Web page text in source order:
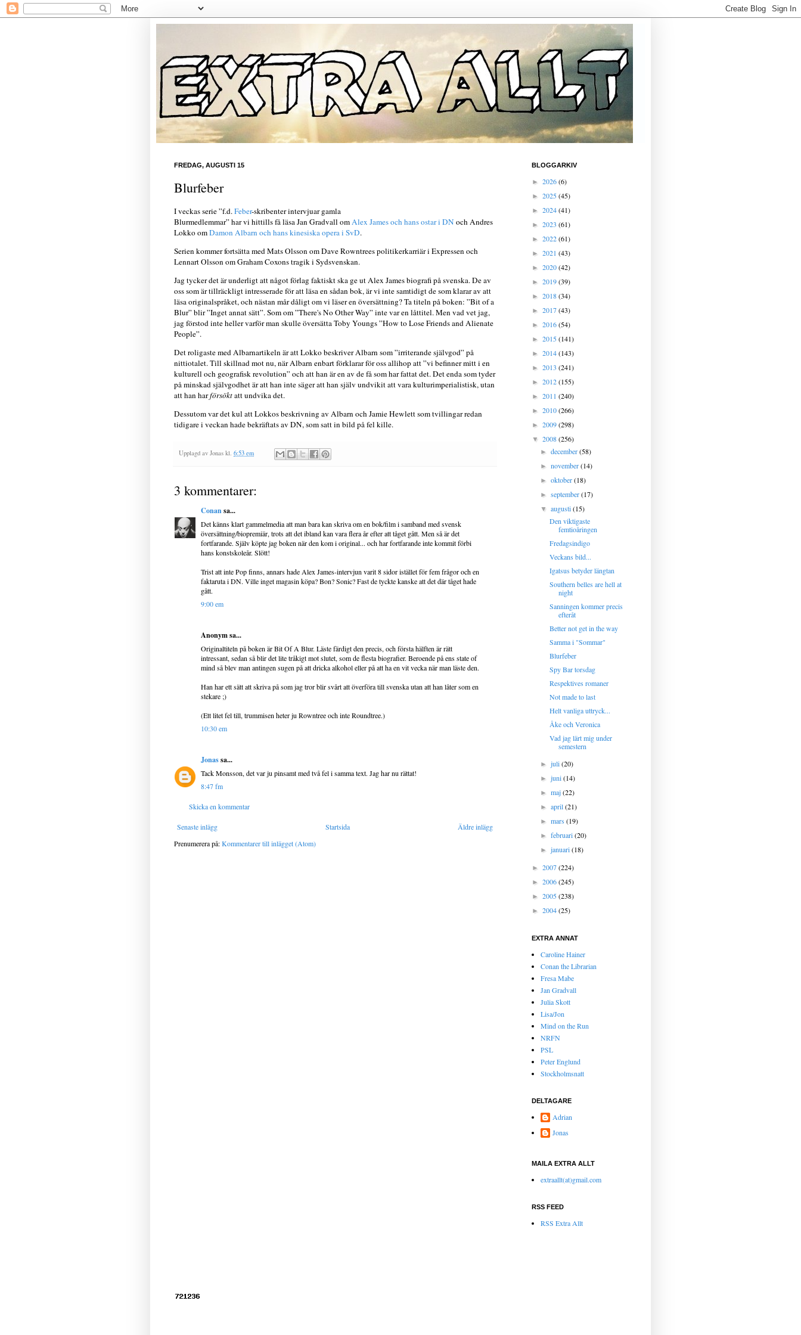
FREDAG, AUGUSTI 15
Blurfeber
I veckas serie ”f.d.Feber-skribenter intervjuar gamla
Blurmedlemmar” har vi hittills få läsa Jan Gradvall omAlex James och hans ostar i DN och Andres
Lokko omDamon Albarn och hans kinesiska opera i SvD.
Serien kommer fortsätta med Mats Olsson om Dave Rowntrees politikerkarriär i Expressen och
Lennart Olsson om Graham Coxons tragik i Sydsvenskan.
Jag tycker det är underligt att något förlag faktiskt ska ge ut Alex James biografi på svenska. De av
oss som är tillräckligt intresserade för att läsa en sådan bok, är vi inte samtidigt de som klarar av att
läsa originalspråket, och nästan mår dåligt om vi läser en översättning? Ta titeln på boken: ”Bit of a
Blur” blir ”Inget annat sätt”. Som om ”There's No Other Way” inte var en låttitel. Men vad vet jag,
jag förstod inte heller varför man skulle översätta Toby Youngs ”How to Lose Friends and Alienate
People”.
Det roligaste med Albarnartikeln är att Lokko beskriver Albarn som ”irriterande självgod” på
nittiotalet. Till skillnad mot nu, när Albarn enbart förklarar för oss allihop att ”vi befinner mitt i en
kulturell och geografisk revolution” och att han är en av de få som har fattat det. Det enda som tyder
på minskad självgodhet är att han inte säger att han själv undvikit att vara kulturimperialistisk, utan
att han harförsöktatt undvika det.
Dessutom var det kul att Lokkos beskrivning av Albarn och Jamie Hewlett som tvillingar redan
tidigare i veckan hade bekräftats av DN, som satt in bild på fel kille.
Upplagd av Jonas kl. 6:53 em
3 kommentarer:
Conansa...
Det känns klart gammelmedia att man bara kan skriva om en bok/film i samband med svensk
översättning/biopremiär, trots att det ibland kan vara flera år efter att tåget gått. Men så är det
fortfarande. Själv köpte jag boken när den kom i original... och har fortfarande inte kommit förbi
hans konstskoleår. Slött!
Trist att inte Pop finns, annars hade Alex James-intervjun varit 8 sidor istället för fem frågor och en
faktaruta i DN. Ville inget magasin köpa? Bon? Sonic? Fast de tyckte kanske att det där tåget hade
gått.
9:00 em
Anonym sa...
Originaltiteln på boken är Bit Of A Blur. Läste färdigt den precis, och första hälften är rätt
intressant, sedan så blir det lite tråkigt mot slutet, som de flesta biografier. Beroende på ens state of
mind så blev man antingen sugen på att dricka alkohol eller på att ha en vit vecka när man läste den.
Han har ett sätt att skriva på som jag tror blir svårt att överföra till svenska utan att han låter som en
stekare ;)
(Ett litet fel till, trummisen heter ju Rowntree och inte Roundtree.)
10:30 em
Jonassa...
Tack Monsson, det var ju pinsamt med två fel i samma text. Jag har nu rättat!
8:47 fm
Skicka en kommentar
Senaste inlägg Äldre inlägg
Startsida
Prenumerera på:Kommentarer till inlägget (Atom)
BLOGGARKIV
► 2026(6)
► 2025(45)
► 2024(41)
► 2023 (61)
► 2022(61)
► 2021 (43)
► 2020(42)
► 2019(39)
► 2018(34)
► 2017(43)
► 2016(54)
► 2015(141)
► 2014(143)
► 2013 (241)
► 2012(155)
► 2011 (240)
► 2010(266)
► 2009(298)
▼ 2008(256)
►december(58)
►november(14)
►oktober(18)
►september(17)
▼augusti(15)
Den viktigaste
femtioåringen
Fredagsindigo
Veckans bild...
Igatsus betyder längtan
Southern belles are hell at
night
Sanningen kommer precis
efteråt
Better not get in the way
Samma i "Sommar"
Blurfeber
Spy Bar torsdag
Respektives romaner
Not made to last
Helt vanliga uttryck...
Åke och Veronica
Vad jag lärt mig under
semestern
►juli(20)
►juni(14)
►maj(22)
►april(21)
►mars(19)
►februari(20)
►januari(18)
► 2007(224)
► 2006(245)
► 2005(238)
► 2004(25)
EXTRA ANNAT
Caroline Hainer
Conan the Librarian
Fresa Mabe
Jan Gradvall
Julia Skott
Lisa/Jon
Mind on the Run
NRFN
PSL
Peter Englund
Stockholmsnatt
DELTAGARE
Adrian
Jonas
MAILA EXTRA ALLT
extraallt(at)gmail.com
RSS FEED
RSS Extra Allt